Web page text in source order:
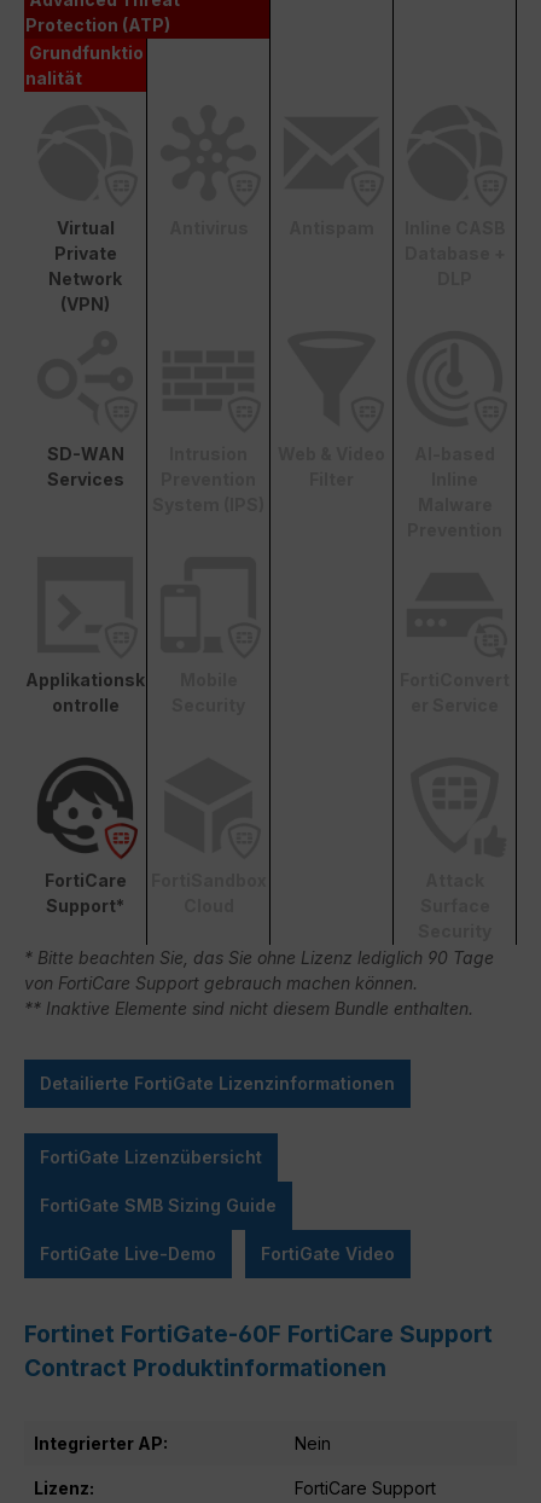
Protection (ATP)
Grundfunktio
nalität
Virtual
Private
Network
(VPN)
SD-WAN
Services
Applikationsk
ontrolle
FortiCare
Support*
* Bitte beachten Sie, das Sie ohne Lizenz lediglich 90 Tage
von FortiCare Support gebrauch machen können.
** Inaktive Elemente sind nicht diesem Bundle enthalten.
Detailierte FortiGate Lizenzinformationen
FortiGate Lizenzübersicht
FortiGate SMB Sizing Guide
FortiGate Live-Demo FortiGate Video
Fortinet FortiGate-60F FortiCare Support
Contract Produktinformationen
Integrierter AP: Nein
Lizenz: FortiCare Support